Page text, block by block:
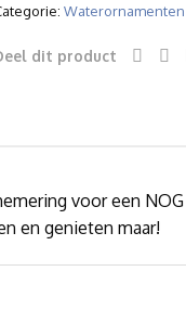
Waterornamenten
dit product
voor een
en genieten maar!